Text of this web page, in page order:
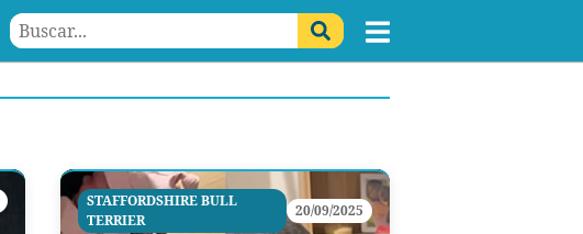
STAFFORDSHIRE BULL
TERRIER
20/09/2025